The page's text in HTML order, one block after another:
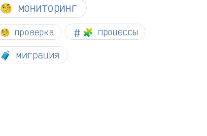
🧐 мониторинг
🧐 проверка 🧩 процессы
🧳 миграция